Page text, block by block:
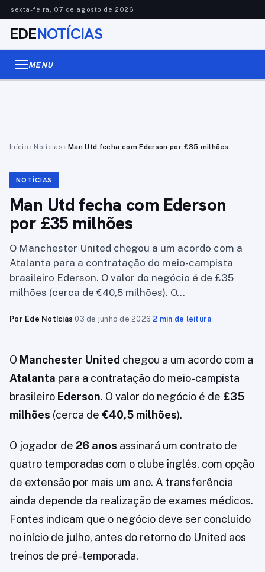
sexta-feira, 07 de agosto de 2026
EDENOTÍCIAS
MENU
Início › Notícias › Man Utd fecha com Ederson por £35 milhões
NOTÍCIAS
Man Utd fecha com Ederson
por £35 milhões
O Manchester United chegou a um acordo com a
Atalanta para a contratação do meio-campista
brasileiro Ederson. O valor do negócio é de £35
milhões (cerca de €40,5 milhões). O…
Por Ede Notícias·03 de junho de 2026·2 min de leitura
O Manchester United chegou a um acordo com a
Atalanta para a contratação do meio-campista
brasileiro Ederson. O valor do negócio é de £35
milhões (cerca de €40,5 milhões).
O jogador de 26 anos assinará um contrato de
quatro temporadas com o clube inglês, com opção
de extensão por mais um ano. A transferência
ainda depende da realização de exames médicos.
Fontes indicam que o negócio deve ser concluído
no início de julho, antes do retorno do United aos
treinos de pré-temporada.